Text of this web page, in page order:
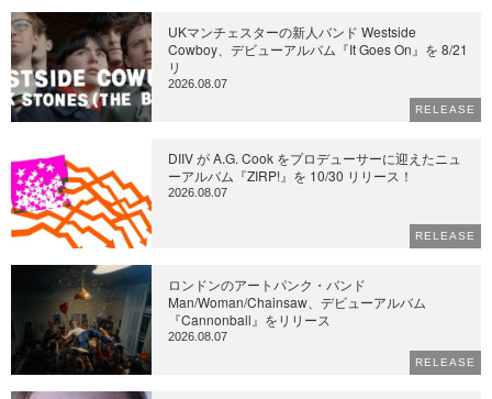
UKマンチェスターの新人バンド Westside
Cowboy、デビューアルバム『It Goes On』を 8/21
リ
2026.08.07
RELEASE
DIIV が A.G. Cook をプロデューサーに迎えたニュ
ーアルバム『ZIRP!』を 10/30 リリース！
2026.08.07
RELEASE
ロンドンのアートパンク・バンド
Man/Woman/Chainsaw、デビューアルバム
『Cannonball』をリリース
2026.08.07
RELEASE